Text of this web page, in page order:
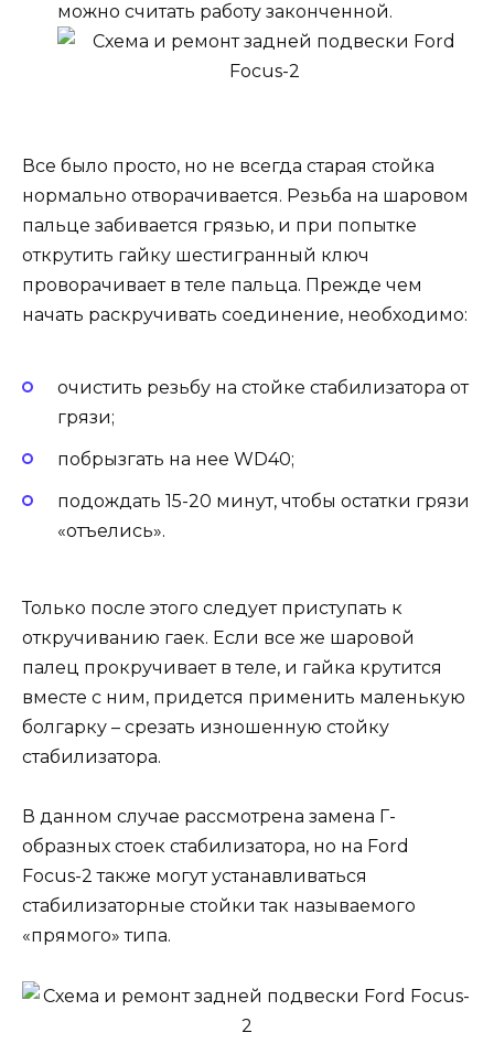
можно считать работу законченной.
Все было просто, но не всегда старая стойка
нормально отворачивается. Резьба на шаровом
пальце забивается грязью, и при попытке
открутить гайку шестигранный ключ
проворачивает в теле пальца. Прежде чем
начать раскручивать соединение, необходимо:
очистить резьбу на стойке стабилизатора от
грязи;
побрызгать на нее WD40;
подождать 15-20 минут, чтобы остатки грязи
«отъелись».
Только после этого следует приступать к
откручиванию гаек. Если все же шаровой
палец прокручивает в теле, и гайка крутится
вместе с ним, придется применить маленькую
болгарку – срезать изношенную стойку
стабилизатора.
В данном случае рассмотрена замена Г-
образных стоек стабилизатора, но на Ford
Focus-2 также могут устанавливаться
стабилизаторные стойки так называемого
«прямого» типа.